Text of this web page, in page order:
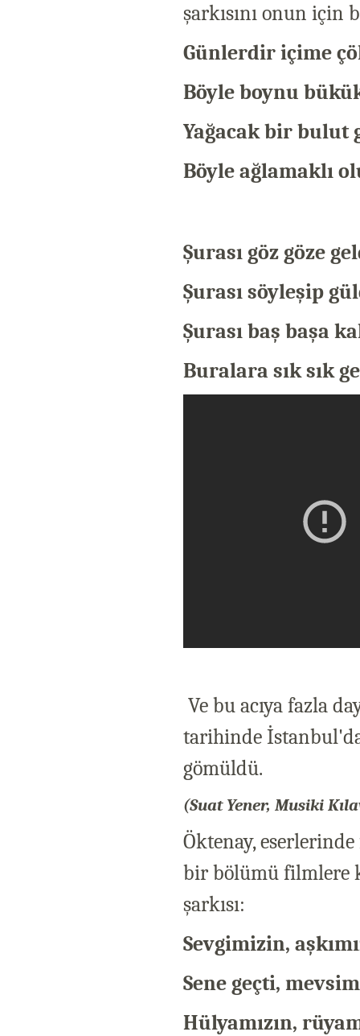
şarkısını onun için
Günlerdir içime
Böyle boynu
Yağacak bir bulut
Böyle ağlamaklı
Şurası göz göze
Şurası söyleşip
Şurası baş başa
Buralara sık sık
Ve bu acıya fazla
tarihinde
gömüldü.
(Suat Yener, Musiki
Öktenay,
bir bölümü filmlere
şarkısı:
Sevgimizin,
Sene geçti,
Hülyamızın,